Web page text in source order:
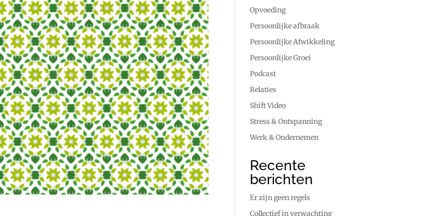
Opvoeding
Persoonlijke afbraak
Persoonlijke Afwikkeling
Persoonlijke Groei
Podcast
Relaties
Shift Video
Stress & Ontspanning
Werk & Ondernemen
Recente
berichten
Er zijn geen regels
Collectief in verwachting